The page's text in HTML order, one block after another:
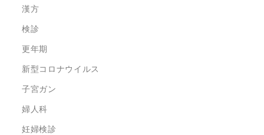
漢方
検診
更年期
新型コロナウイルス
子宮ガン
婦人科
妊婦検診